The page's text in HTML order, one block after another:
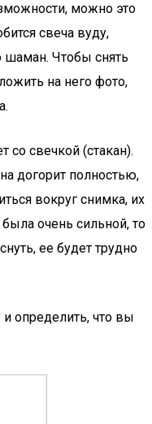
можно это
свеча вуду,
шаман. Чтобы снять
на него фото,
со свечкой (стакан).
догорит полностью,
вокруг снимка, их
была очень сильной, то
ее будет трудно